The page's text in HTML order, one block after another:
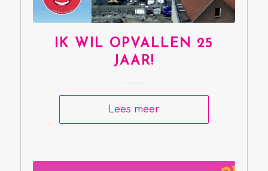
IK WIL OPVALLEN 25
JAAR!
Lees meer